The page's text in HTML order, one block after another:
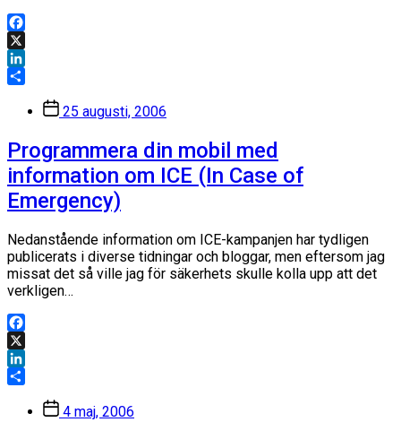
Facebook
X
LinkedIn
Inläggsdatum
25 augusti, 2006
Programmera din mobil med
information om ICE (In Case of
Emergency)
Nedanstående information om ICE-kampanjen har tydligen
publicerats i diverse tidningar och bloggar, men eftersom jag
missat det så ville jag för säkerhets skulle kolla upp att det
verkligen…
Facebook
X
LinkedIn
Inläggsdatum
4 maj, 2006